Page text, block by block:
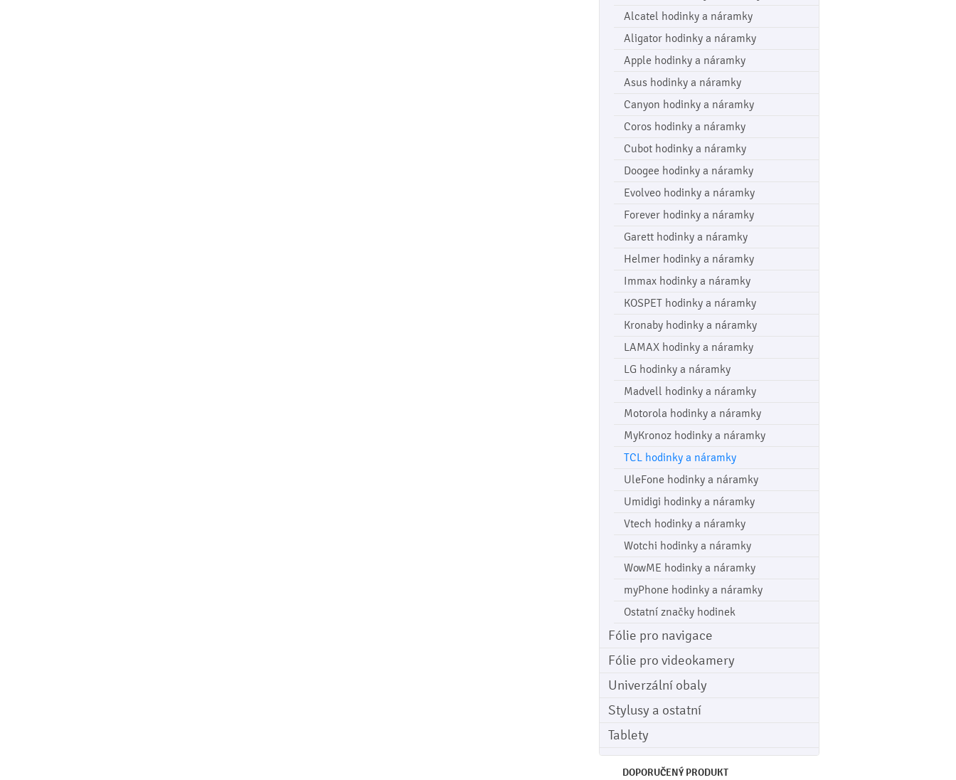
Alcatel hodinky a náramky
Aligator hodinky a náramky
Apple hodinky a náramky
Asus hodinky a náramky
Canyon hodinky a náramky
Coros hodinky a náramky
Cubot hodinky a náramky
Doogee hodinky a náramky
Evolveo hodinky a náramky
Forever hodinky a náramky
Garett hodinky a náramky
Helmer hodinky a náramky
Immax hodinky a náramky
KOSPET hodinky a náramky
Kronaby hodinky a náramky
LAMAX hodinky a náramky
LG hodinky a náramky
Madvell hodinky a náramky
Motorola hodinky a náramky
MyKronoz hodinky a náramky
TCL hodinky a náramky
UleFone hodinky a náramky
Umidigi hodinky a náramky
Vtech hodinky a náramky
Wotchi hodinky a náramky
WowME hodinky a náramky
myPhone hodinky a náramky
Ostatní značky hodinek
Fólie pro navigace
Fólie pro videokamery
Univerzální obaly
Stylusy a ostatní
Tablety
DOPORUČENÝ PRODUKT